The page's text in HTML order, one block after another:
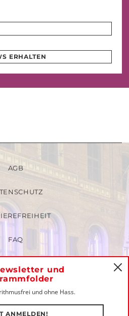
ERHALTEN
und
und ohne Hass.
ANMELDEN!
AGB
FAQ